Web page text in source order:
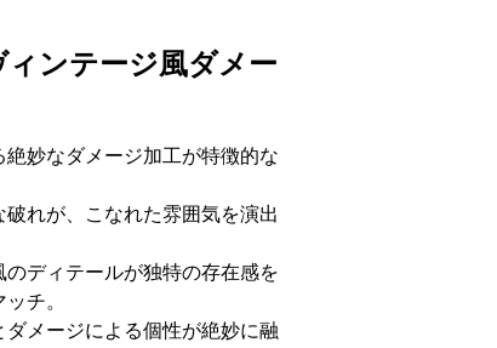
ンテージ風ダメー
妙なダメージ加工が特徴的な
れが、こなれた雰囲気を演出
ディテールが独特の存在感を
チ。
メージによる個性が絶妙に融